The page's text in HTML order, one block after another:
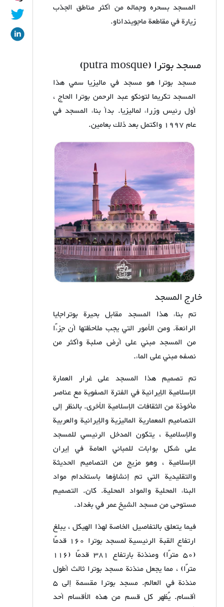
المسجد بسحره وجماله من أكثر مناطق الجذب
زيارة في مقاطعة ماجوينداناو.
مسجد بوترا putra mosque)
)
مسجد بوترا هو مسجد في ماليزيا سمي هذا
المسجد تكريما لتونكو عبد الرحمن بوترا الحاج ،
أول رئيس وزراء لماليزيا. بدأ بناء المسجد في
عام 1997 واكتمل بعد ذلك بعامين.
خارج المسجد
تم بناء هذا المسجد مقابل بحيرة بوتراجايا
الرائعة. ومن الأمور التي يجب ملاحظتها أن جزءًا
من المسجد مبني على أرض صلبة وأكثر من
نصفه مبني على الماء.
تم تصميم هذا المسجد على غرار العمارة
الإسلامية الإيرانية في الفترة الصفوية مع عناصر
مأخوذة من الثقافات الإسلامية الأخرى. بالنظر إلى
التصاميم المعمارية الماليزية والإيرانية والعربية
والإسلامية ، يتكون المدخل الرئيسي للمسجد
على شكل بوابات للمباني العامة في إيران
الإسلامية ، وهو مزيج من التصاميم الحديثة
والتقليدية التي تم إنشاؤها باستخدام مواد
البناء المحلية والمواد المحلية. كان. التصميم
مستوحى من مسجد الشيخ عمر في بغداد.
فيما يتعلق بالتفاصيل الخاصة لهذا الهيكل ، يبلغ
ارتفاع القبة الرئيسية لمسجد بوترا 160 قدمًا
(50 مترًا) ومئذنة بارتفاع 381 قدمًا (116
مترًا) ، مما يجعل مئذنة مسجد بوترا ثالث أطول
مئذنة في العالم. مسجد بوترا مقسمة إلى 5
أقسام. يُظهر كل قسم من هذه الأقسام أحد